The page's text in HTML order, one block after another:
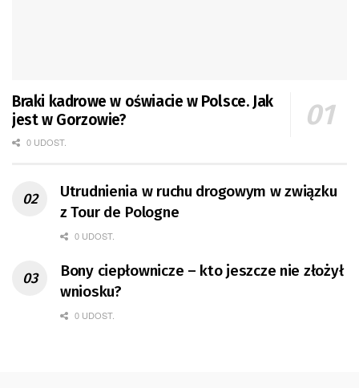
Braki kadrowe w oświacie w Polsce. Jak
jest w Gorzowie?
0 UDOST.
Utrudnienia w ruchu drogowym w związku
z Tour de Pologne
0 UDOST.
Bony ciepłownicze – kto jeszcze nie złożył
wniosku?
0 UDOST.